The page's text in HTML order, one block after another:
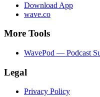
Download App
wave.co
More Tools
WavePod — Podcast
Legal
Privacy Policy